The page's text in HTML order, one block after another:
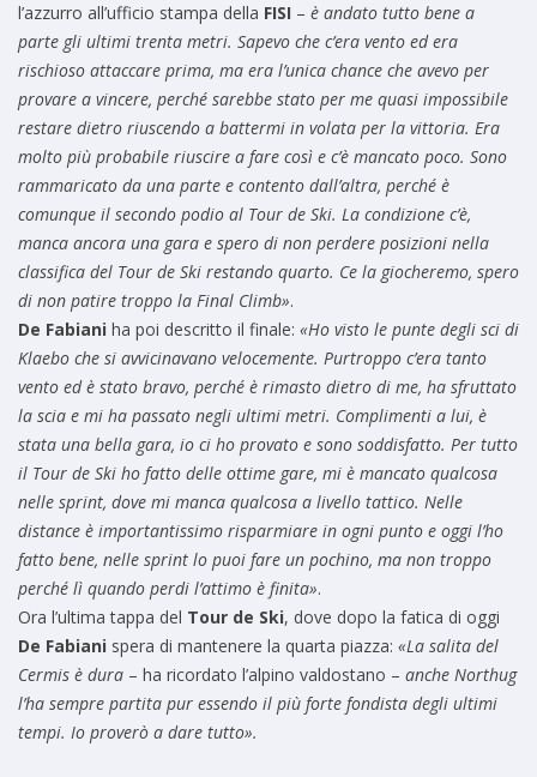
l’azzurro all’ufficio stampa della FISI – è andato tutto bene a
parte gli ultimi trenta metri. Sapevo che c’era vento ed era
rischioso attaccare prima, ma era l’unica chance che avevo per
provare a vincere, perché sarebbe stato per me quasi impossibile
restare dietro riuscendo a battermi in volata per la vittoria. Era
molto più probabile riuscire a fare così e c’è mancato poco. Sono
rammaricato da una parte e contento dall’altra, perché è
comunque il secondo podio al Tour de Ski. La condizione c’è,
manca ancora una gara e spero di non perdere posizioni nella
classifica del Tour de Ski restando quarto. Ce la giocheremo, spero
di non patire troppo la Final Climb».
De Fabiani ha poi descritto il finale: «Ho visto le punte degli sci di
Klaebo che si avvicinavano velocemente. Purtroppo c’era tanto
vento ed è stato bravo, perché è rimasto dietro di me, ha sfruttato
la scia e mi ha passato negli ultimi metri. Complimenti a lui, è
stata una bella gara, io ci ho provato e sono soddisfatto. Per tutto
il Tour de Ski ho fatto delle ottime gare, mi è mancato qualcosa
nelle sprint, dove mi manca qualcosa a livello tattico. Nelle
distance è importantissimo risparmiare in ogni punto e oggi l’ho
fatto bene, nelle sprint lo puoi fare un pochino, ma non troppo
perché lì quando perdi l’attimo è finita».
Ora l’ultima tappa del Tour de Ski, dove dopo la fatica di oggi
De Fabiani spera di mantenere la quarta piazza: «La salita del
Cermis è dura – ha ricordato l’alpino valdostano – anche Northug
l’ha sempre partita pur essendo il più forte fondista degli ultimi
tempi. Io proverò a dare tutto».